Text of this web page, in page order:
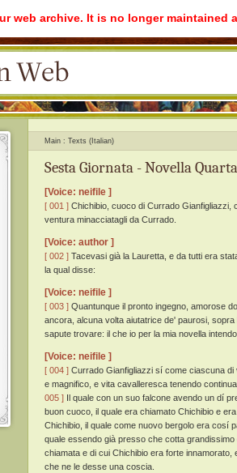
web archive. It is no longer maintained
Main Texts (Italian)
Sesta Giornata - Novella Quarta
[Voice: neifile ]
[ 001 ] Chichibio, cuoco di Currado Gianfigliazzi,
ventura minacciatagli da Currado.
[Voice: author ]
[ 002 ] Tacevasi già la Lauretta, e da tutti era
la qual disse:
[Voice: neifile ]
[ 003 ] Quantunque il pronto ingegno, amorose
ancora, alcuna volta aiutatrice de' paurosi,
sapute trovare: il che io per la mia novella
[Voice: neifile ]
[ 004 ] Currado Gianfigliazzi sí come ciascuna
e magnifico, e vita cavalleresca tenendo
005 ] Il quale con un suo falcone avendo un dí
buon cuoco, il quale era chiamato Chichibio e
Chichibio, il quale come nuovo bergolo era cosí
quale essendo già presso che cotta
chiamata e di cui Chichibio era forte
che ne le desse una coscia.